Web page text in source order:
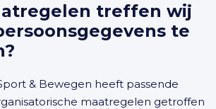
treffen wij
te
& Bewegen heeft passende
maatregelen getroffen